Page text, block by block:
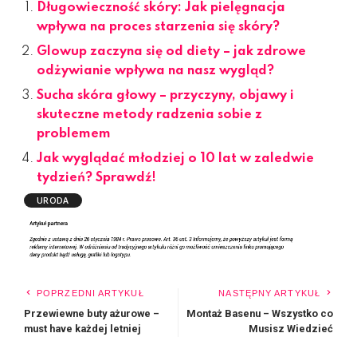
Długowieczność skóry: Jak pielęgnacja
wpływa na proces starzenia się skóry?
Glowup zaczyna się od diety – jak zdrowe
odżywianie wpływa na nasz wygląd?
Sucha skóra głowy – przyczyny, objawy i
skuteczne metody radzenia sobie z
problemem
Jak wyglądać młodziej o 10 lat w zaledwie
tydzień? Sprawdź!
URODA
POPRZEDNI ARTYKUŁ
Przewiewne buty ażurowe –
must have każdej letniej
NASTĘPNY ARTYKUŁ
Montaż Basenu – Wszystko co
Musisz Wiedzieć